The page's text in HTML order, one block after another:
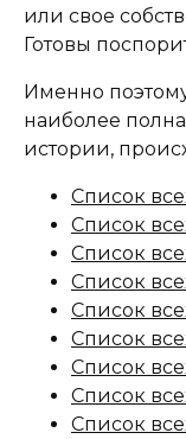
или свое
Готовы
Именно
наиболее
истории,
Список
Список
Список
Список
Список
Список
Список
Список
Список